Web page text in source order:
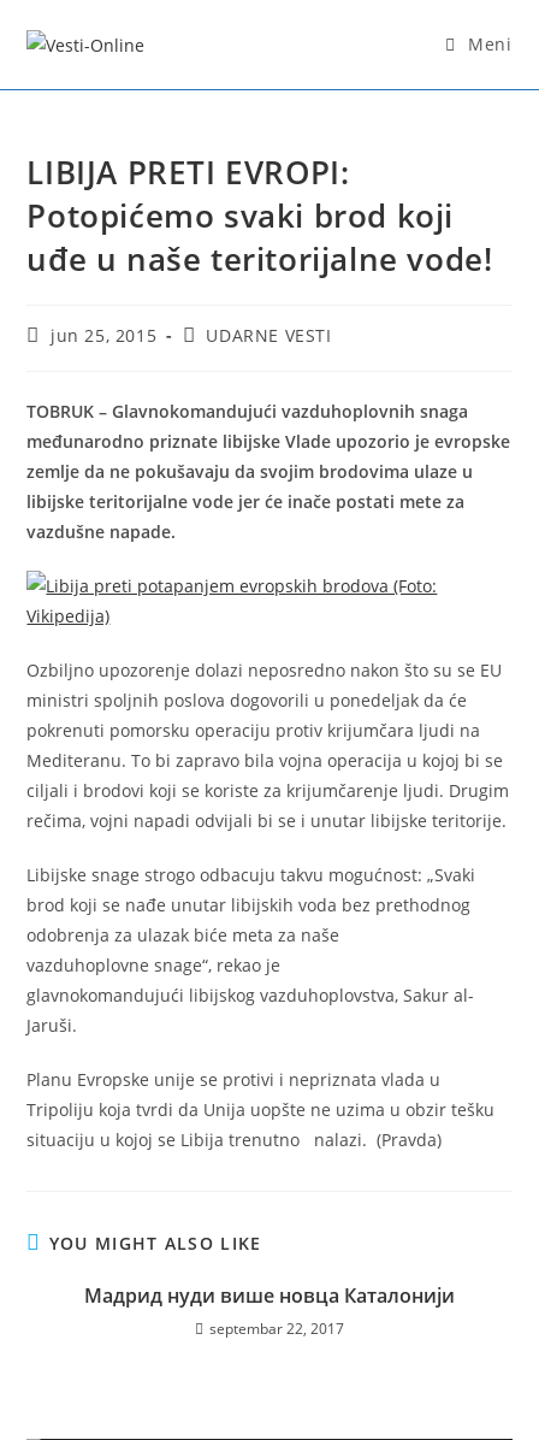
Meni
LIBIJA PRETI EVROPI:
Potopićemo svaki brod koji
uđe u naše teritorijalne vode!
Postjun 25, 2015
PostUDARNE VESTI
TOBRUK – Glavnokomandujući vazduhoplovnih snaga
međunarodno priznate libijske Vlade upozorio je evropske
zemlje da ne pokušavaju da svojim brodovima ulaze u
libijske teritorijalne vode jer će inače postati mete za
vazdušne napade.
Ozbiljno upozorenje dolazi neposredno nakon što su se EU
ministri spoljnih poslova dogovorili u ponedeljak da će
pokrenuti pomorsku operaciju protiv krijumčara ljudi na
Mediteranu. To bi zapravo bila vojna operacija u kojoj bi se
ciljali i brodovi koji se koriste za krijumčarenje ljudi. Drugim
rečima, vojni napadi odvijali bi se i unutar libijske teritorije.
Libijske snage strogo odbacuju takvu mogućnost: „Svaki
brod koji se nađe unutar libijskih voda bez prethodnog
odobrenja za ulazak biće meta za naše
vazduhoplovne snage“, rekao je
glavnokomandujući libijskog vazduhoplovstva, Sakur al-
Jaruši.
Planu Evropske unije se protivi i nepriznata vlada u
Tripoliju koja tvrdi da Unija uopšte ne uzima u obzir tešku
situaciju u kojoj se Libija trenutno nalazi. (Pravda)
YOU MIGHT ALSO LIKE
Мадрид нуди више новца Каталонији
septembar 22, 2017